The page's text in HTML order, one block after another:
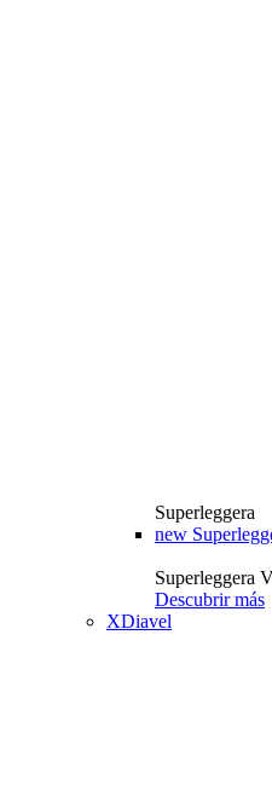
Superleggera
new
Superleggera
Descubrir más
XDiavel